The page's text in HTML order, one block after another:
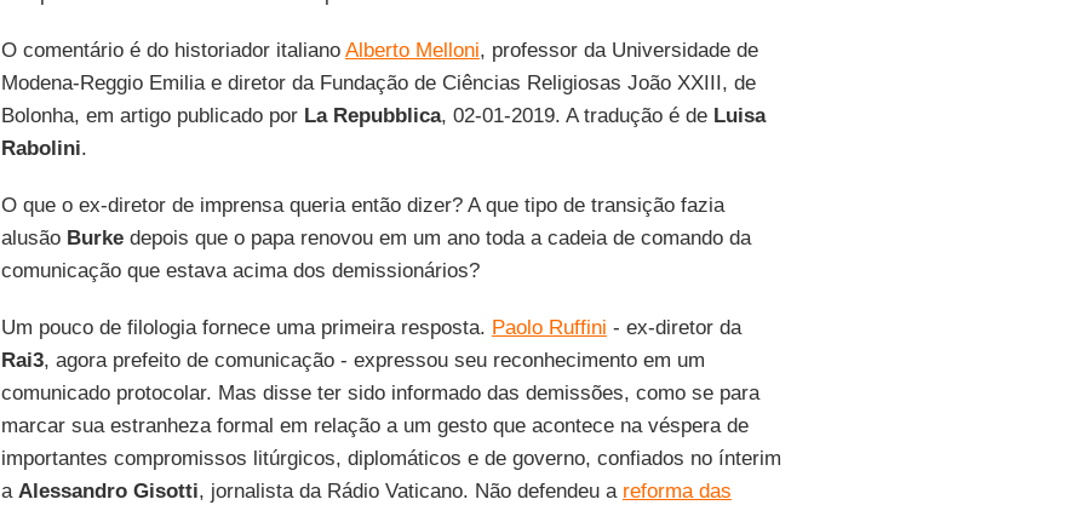
O comentário é do historiador italiano Alberto Melloni, professor da Universidade de
Modena-Reggio Emilia e diretor da Fundação de Ciências Religiosas João XXIII, de
Bolonha, em artigo publicado por La Repubblica, 02-01-2019. A tradução é de Luisa
Rabolini.
O que o ex-diretor de imprensa queria então dizer? A que tipo de transição fazia
alusão Burkedepois que o papa renovou em um ano toda a cadeia de comando da
comunicação que estava acima dos demissionários?
Um pouco de filologia fornece uma primeira resposta. Paolo Ruffini - ex-diretor da
Rai3, agora prefeito de comunicação - expressou seu reconhecimento em um
comunicado protocolar. Mas disse ter sido informado das demissões, como se para
marcar sua estranheza formal em relação a um gesto que acontece na véspera de
importantes compromissos litúrgicos, diplomáticos e de governo, confiados no ínterim
a Alessandro Gisotti, jornalista da Rádio Vaticano. Não defendeu a reforma das